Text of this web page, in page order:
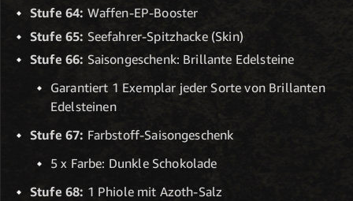
Stufe 64: Waffen-EP-Booster
Stufe 65: Seefahrer-Spitzhacke (Skin)
Stufe 66: Saisongeschenk: Brillante Edelsteine
Garantiert 1 Exemplar jeder Sorte von Brillanten
Edelsteinen
Stufe 67: Farbstoff-Saisongeschenk
5 x Farbe: Dunkle Schokolade
Stufe 68: 1 Phiole mit Azoth-Salz